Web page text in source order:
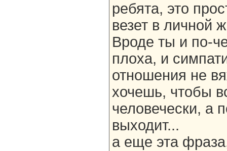
ребята, это
везет в личной
Вроде ты и по-
плоха, и
отношения не
хочешь, чтобы
человечески, а
выходит...
а еще эта